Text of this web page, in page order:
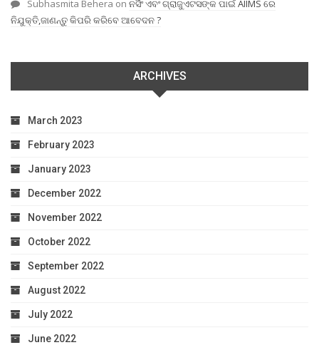
Subhasmita Behera on ନର୍ସିଂ ଏବଂ ଗ୍ରାଜୁଏଟସଙ୍କ ପାଇଁ AIIMS ରେ
ନିଯୁକ୍ତି,ଜାଣନ୍ତୁ କିପରି କରିବେ ଆବେଦନ ?
ARCHIVES
March 2023
February 2023
January 2023
December 2022
November 2022
October 2022
September 2022
August 2022
July 2022
June 2022